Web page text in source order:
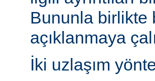
Bununla birlikte
açıklanmaya
İki uzlaşım